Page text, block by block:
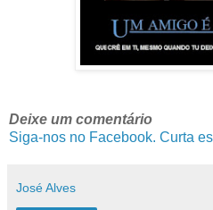
Deixe um comentário
Siga-nos no Facebook. Curta
José Alves